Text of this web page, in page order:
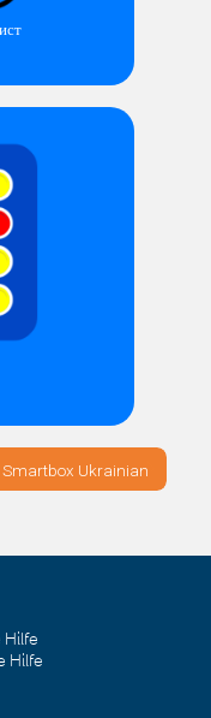
Smartbox Ukrainian
Hilfe
Hilfe